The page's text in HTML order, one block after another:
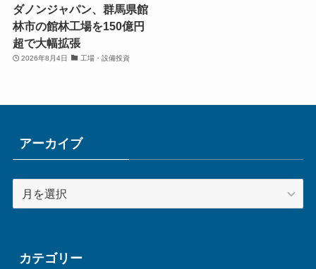
ダノンジャパン、群馬県館
林市の館林工場を150億円
超で大幅拡張
2026年8月4日 工場・設備投資
アーカイブ
ー
ブカテゴリー